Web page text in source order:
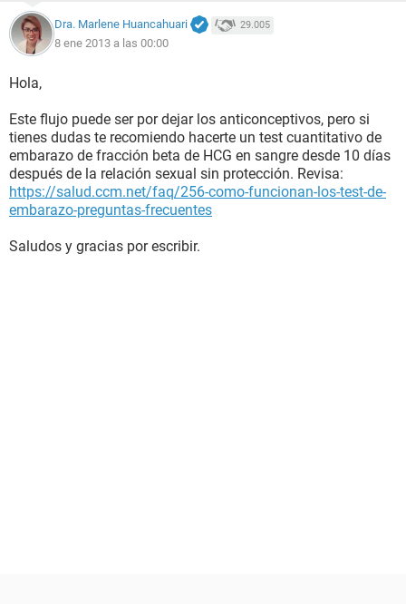
Dra. Marlene Huancahuari 29.005
8 ene 2013 a las 00:00
Hola,
Este flujo puede ser por dejar los anticonceptivos, pero si
tienes dudas te recomiendo hacerte un test cuantitativo de
embarazo de fracción beta de HCG en sangre desde 10 días
después de la relación sexual sin protección. Revisa:
https://salud.ccm.net/faq/256-como-funcionan-los-test-de-
embarazo-preguntas-frecuentes
Saludos y gracias por escribir.